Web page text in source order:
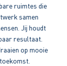
ruimtes die
samen
Jij houdt
resultaat.
op mooie